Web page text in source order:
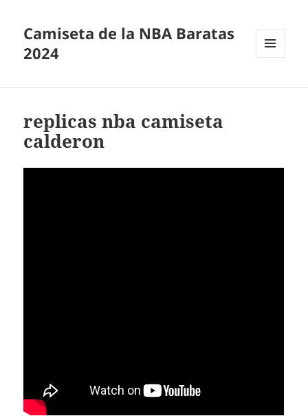
Camiseta de la NBA Baratas
2024
replicas nba camiseta
calderon